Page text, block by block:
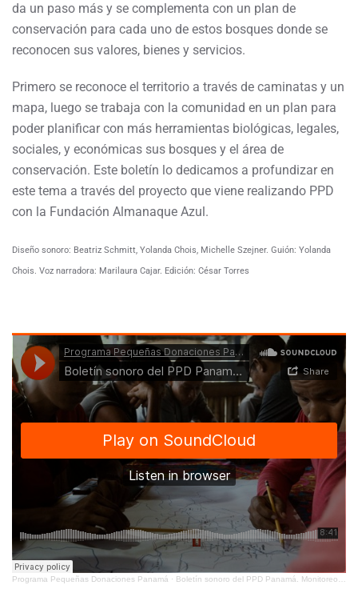
da un paso más y se complementa con un plan de
conservación para cada uno de estos bosques donde se
reconocen sus valores, bienes y servicios.
Primero se reconoce el territorio a través de caminatas y un
mapa, luego se trabaja con la comunidad en un plan para
poder planificar con más herramientas biológicas, legales,
sociales, y económicas sus bosques y el área de
conservación. Este boletín lo dedicamos a profundizar en
este tema a través del proyecto que viene realizando PPD
con la Fundación Almanaque Azul.
Diseño sonoro: Beatriz Schmitt, Yolanda Chois, Michelle Szejner. Guión: Yolanda
Chois. Voz narradora: Marilaura Cajar. Edición: César Torres
Programa Pequeñas Donaciones Panamá · Boletín sonoro del PPD Panamá. Monitoreo Comunitario de Bosques (#10 año 2009)